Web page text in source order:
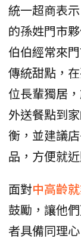
統一超商表
的孫姓門市
伯伯經常來
傳統甜點，
位長輩獨居
外送餐點到
衡，並建議
品，方便就近
面對中高齡
鼓勵，讓他
者具備同理